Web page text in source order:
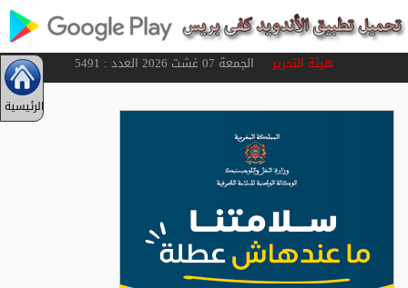
هيئة التحريرالجمعة 07 غشت 2026 العدد : 5491
الرئيسية